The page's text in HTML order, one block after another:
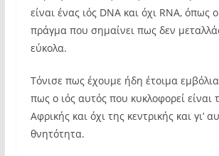
είναι ένας ιός DNA και όχι RNA, όπως
πράγμα που σημαίνει πως δεν
εύκολα.
Τόνισε πως έχουμε ήδη έτοιμα
πως ο ιός αυτός που κυκλοφορεί είναι
Αφρικής και όχι της κεντρικής και γι’
θνητότητα.